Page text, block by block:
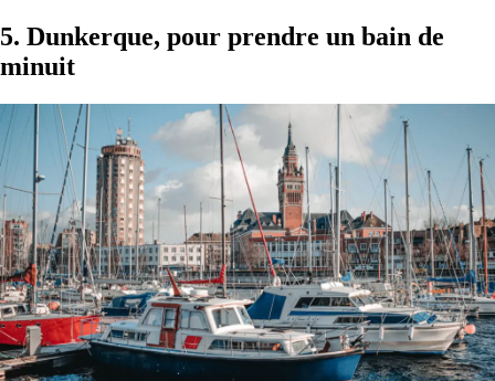
5. Dunkerque, pour prendre un bain de
minuit